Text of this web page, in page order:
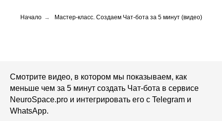
Начало → Мастер-класс. Создаем Чат-бота за 5 минут (видео)
Смотрите видео, в котором мы показываем, как
меньше чем за 5 минут создать Чат-бота в сервисе
NeuroSpace.pro и интегрировать его с Telegram и
WhatsApp.